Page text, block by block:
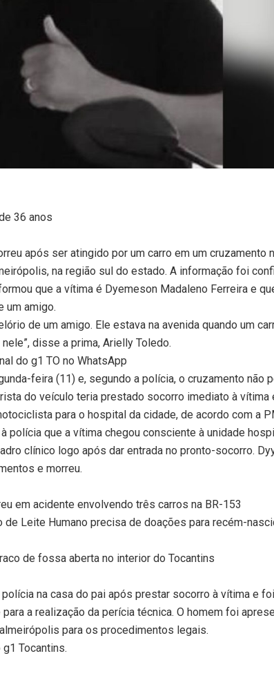
36 anos
após ser atingido por um carro em um cruzamento
na região sul do estado. A informação foi
que a vítima é Dyemeson Madaleno Ferreira e
um amigo.
de um amigo. Ele estava na avenida quando um
disse a prima, Arielly Toledo.
do g1 TO no WhatsApp
feira (11) e, segundo a polícia, o cruzamento não
do veículo teria prestado socorro imediato à vítima
para o hospital da cidade, de acordo com a
polícia que a vítima chegou consciente à unidade
clínico logo após dar entrada no pronto-socorro.
e morreu.
em acidente envolvendo três carros na BR-153
de Leite Humano precisa de doações para recém-
de fossa aberta no interior do Tocantins
na casa do pai após prestar socorro à vítima e foi
a realização da perícia técnica. O homem foi
para os procedimentos legais.
Tocantins.